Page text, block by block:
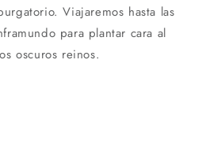
Viajaremos hasta las
para plantar cara al
oscuros reinos.